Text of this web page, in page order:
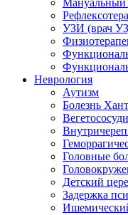
Мануальный
УЗИ (врач
Неврология
Аутизм
Болезнь
Головные
Детский
Задержка